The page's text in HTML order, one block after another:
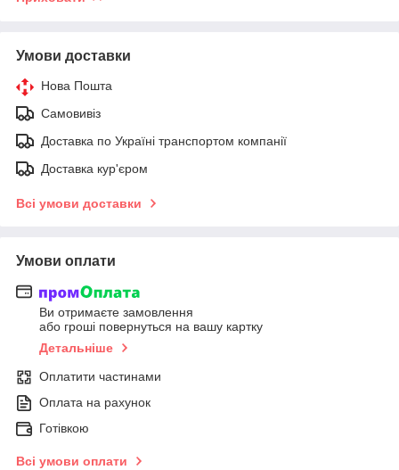
Умови доставки
Нова Пошта
Самовивіз
Доставка по Україні транспортом компанії
Доставка кур'єром
Всі умови доставки
Умови оплати
Ви отримаєте замовлення
або гроші повернуться на вашу картку
Детальніше
Оплатити частинами
Оплата на рахунок
Готівкою
Всі умови оплати